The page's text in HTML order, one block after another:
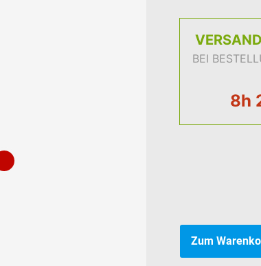
VERSAND
BEI
8h
Zum